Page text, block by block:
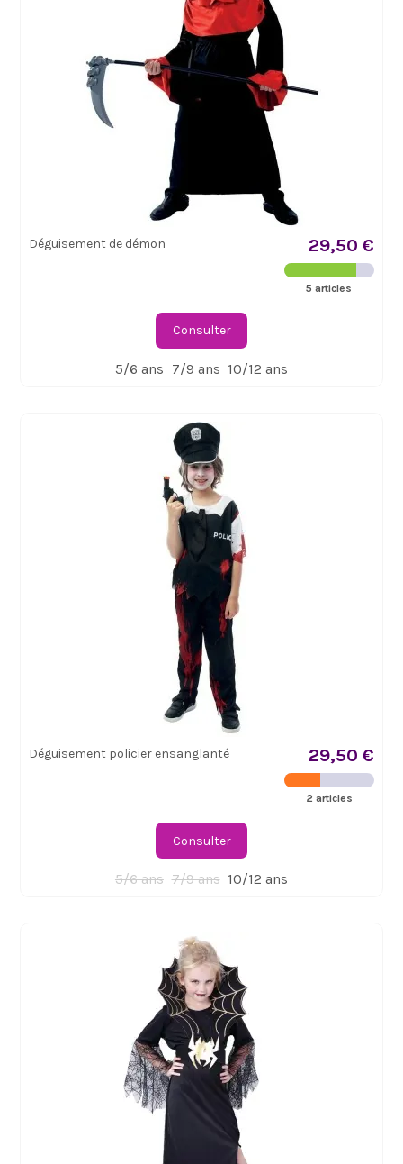
Déguisement de démon 29,50 €
5 articles
Consulter
5/6 ans 7/9 ans 10/12 ans
Déguisement policier ensanglanté 29,50 €
2 articles
Consulter
5/6 ans 7/9 ans 10/12 ans